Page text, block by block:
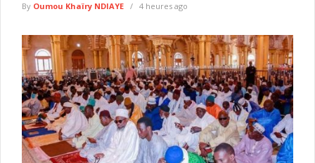
By Oumou Khaïry NDIAYE 4 heures ago